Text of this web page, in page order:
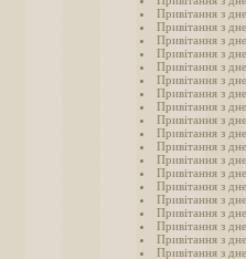
Привітання з
Привітання з
Привітання з
Привітання з
Привітання з
Привітання з
Привітання з
Привітання з
Привітання з
Привітання з
Привітання з
Привітання з
Привітання з
Привітання з
Привітання з
Привітання з
Привітання з
Привітання з
Привітання з